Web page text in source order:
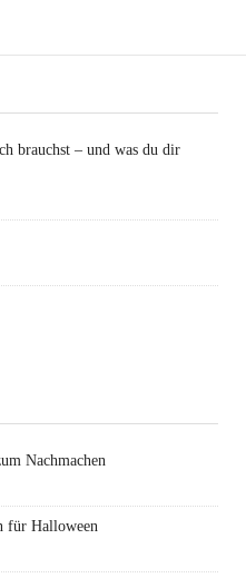
brauchst – und was du dir
Nachmachen
für Halloween